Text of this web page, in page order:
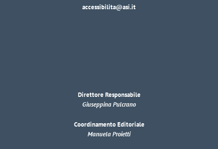
accessibilita@asi.it
Direttore Responsabile
Giuseppina Pulcrano
Coordinamento Editoriale
Manuela Proietti